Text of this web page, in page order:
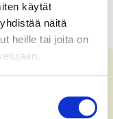
käytät
näitä
heille tai joita on